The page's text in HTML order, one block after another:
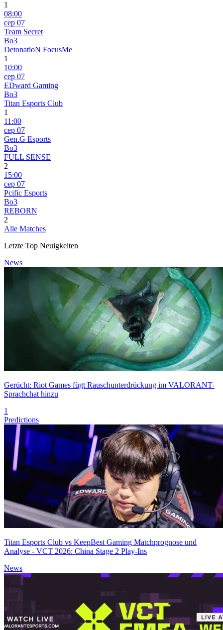
1
08:00
сер 07
Team Secret
Bo3
DetonatioN FocusMe
1
10:00
сер 07
EDward Gaming
Bo3
Titan Esports Club
1
11:00
сер 07
Gen.G Esports
Bo3
FULL SENSE
2
15:00
сер 07
Pcific Esports
Bo3
REBORN
2
Alle Matches
Letzte Top Neuigkeiten
News
Gerücht: Riot Games fügt Rauschunterdrückung im VALORANT-
Sprachchat hinzu
1
Predictions
Titan Esports Club vs KeepBest Gaming Matchprognose und
Analyse - VCT 2026: China Stage 2 Play-Ins
News